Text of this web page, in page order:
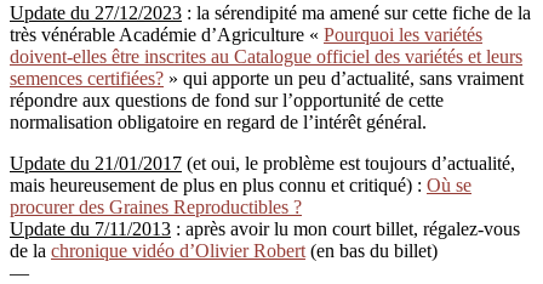
Update du 27/12/2023 : la sérendipité ma amené sur cette fiche de la
très vénérable Académie d’Agriculture « Pourquoi les variétés
doivent-elles être inscrites au Catalogue officiel des variétés et leurs
semences certifiées? » qui apporte un peu d’actualité, sans vraiment
répondre aux questions de fond sur l’opportunité de cette
normalisation obligatoire en regard de l’intérêt général.
Update du 21/01/2017 (et oui, le problème est toujours d’actualité,
mais heureusement de plus en plus connu et critiqué) : Où se
procurer des Graines Reproductibles ?
Update du 7/11/2013 : après avoir lu mon court billet, régalez-vous
de la chronique vidéo d’Olivier Robert (en bas du billet)
—